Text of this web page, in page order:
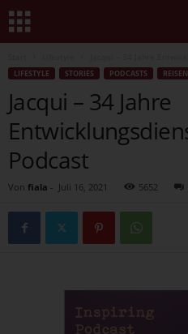
LIFESTYLE STORIES PODCASTS REISEN
Jacqui – 34 Jahre
Podcast
Von fiala - Juli 16, 2021 5652